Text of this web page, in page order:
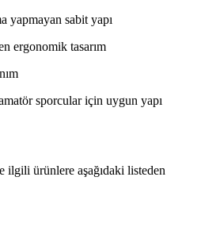
yapmayan sabit yapı
ergonomik tasarım
sporcular için uygun yapı
ilgili ürünlere aşağıdaki listeden